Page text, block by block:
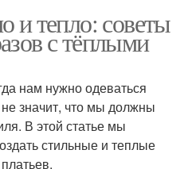
и тепло: советы
с тёплыми
нам нужно одеваться
значит, что мы должны
В этой статье мы
стильные и теплые